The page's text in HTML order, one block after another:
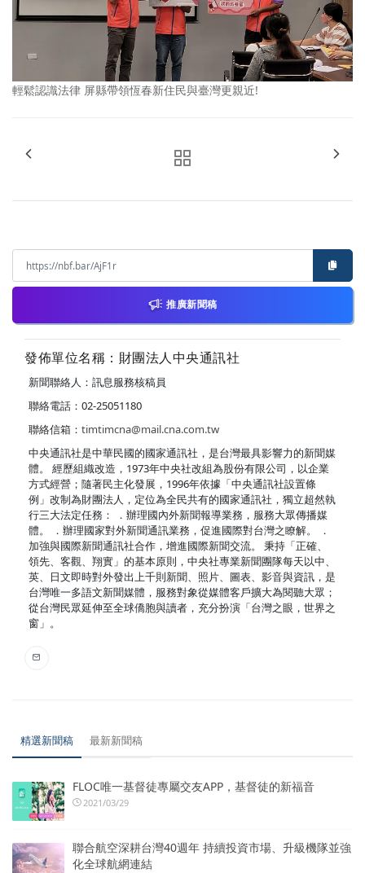
輕鬆認識法律 屏縣帶領恆春新住民與臺灣更親近!
推廣新聞稿
發佈單位名稱：財團法人中央通訊社
新聞聯絡人：訊息服務核稿員
聯絡電話：02-25051180
聯絡信箱： timtimcna@mail.cna.com.tw
中央通訊社是中華民國的國家通訊社，是台灣最具影響力的新聞媒
體。 經歷組織改造，1973年中央社改組為股份有限公司，以企業
方式經營；隨著民主化發展，1996年依據「中央通訊社設置條
例」改制為財團法人，定位為全民共有的國家通訊社，獨立超然執
行三大法定任務： ．辦理國內外新聞報導業務，服務大眾傳播媒
體。 ．辦理國家對外新聞通訊業務，促進國際對台灣之瞭解。 ．
加強與國際新聞通訊社合作，增進國際新聞交流。 秉持「正確、
領先、客觀、翔實」的基本原則，中央社專業新聞團隊每天以中、
英、日文即時對外發出上千則新聞、照片、圖表、影音與資訊，是
台灣唯一多語文新聞媒體，服務對象從媒體客戶擴大為閱聽大眾；
從台灣民眾延伸至全球僑胞與讀者，充分扮演「台灣之眼，世界之
窗」。
精選新聞稿 最新新聞稿
FLOC唯一基督徒專屬交友APP，基督徒的新福音
2021/03/29
聯合航空深耕台灣40週年 持續投資市場、升級機隊並強
化全球航網連結